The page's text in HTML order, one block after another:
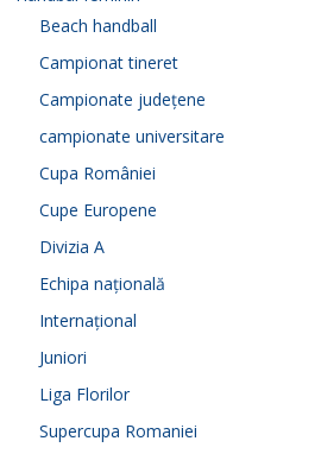
Beach handball
Campionat tineret
Campionate județene
campionate universitare
Cupa României
Cupe Europene
Divizia A
Echipa națională
Internațional
Juniori
Liga Florilor
Supercupa Romaniei